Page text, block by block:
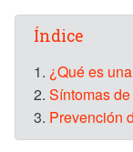
Índice
1. ¿Qué es
2. Síntomas
3. Prevención